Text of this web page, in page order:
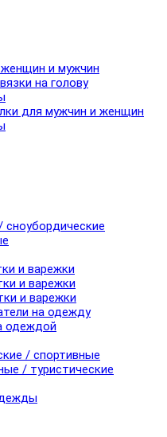
и мужчин
на голову
для мужчин и женщин
и варежки
и варежки
и варежки
на одежду
одеждой
/ спортивные
/ туристические